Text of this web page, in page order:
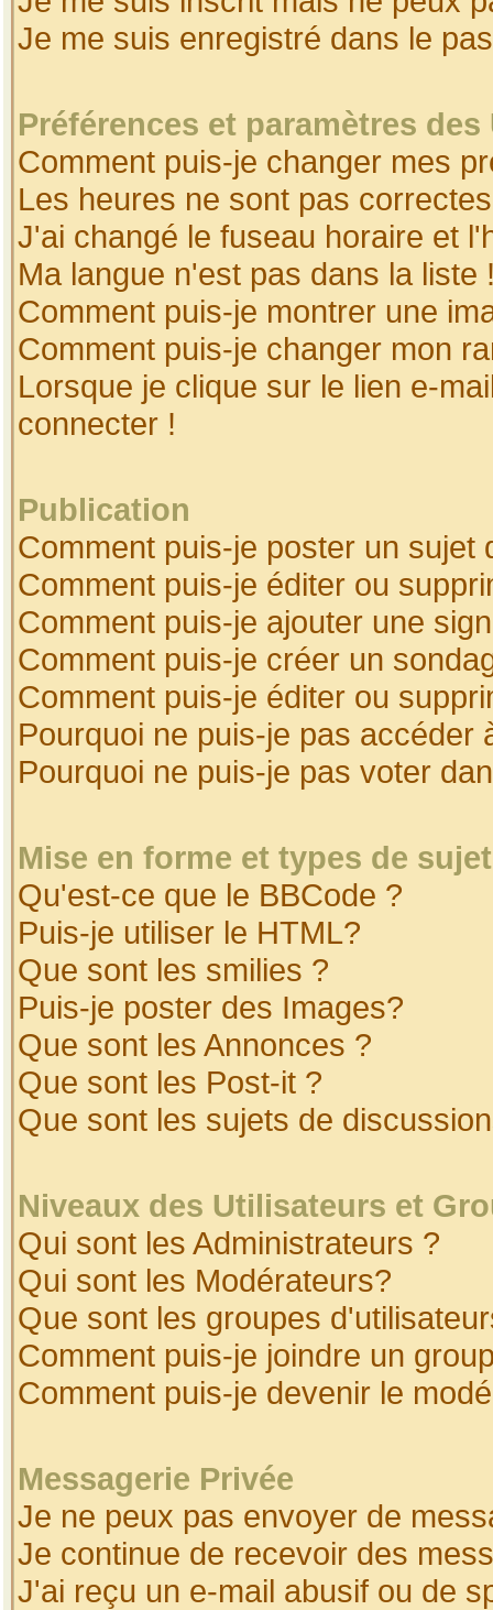
Je me suis enregistré dans le
Préférences et paramètres
Comment puis-je changer mes
Les heures ne sont pas
J'ai changé le fuseau horaire et
Ma langue n'est pas dans la liste
Comment puis-je montrer une
Comment puis-je changer mon
Lorsque je clique sur le lien e-
connecter !
Publication
Comment puis-je poster un sujet
Comment puis-je éditer ou
Comment puis-je ajouter une
Comment puis-je créer un
Comment puis-je éditer ou
Pourquoi ne puis-je pas accéder
Pourquoi ne puis-je pas voter
Mise en forme et types de
Qu'est-ce que le BBCode ?
Puis-je utiliser le HTML?
Que sont les smilies ?
Puis-je poster des Images?
Que sont les Annonces ?
Que sont les Post-it ?
Que sont les sujets de
Niveaux des Utilisateurs et
Qui sont les Administrateurs ?
Qui sont les Modérateurs?
Que sont les groupes
Comment puis-je joindre un
Comment puis-je devenir le
Messagerie Privée
Je ne peux pas envoyer de
Je continue de recevoir des
J'ai reçu un e-mail abusif ou de